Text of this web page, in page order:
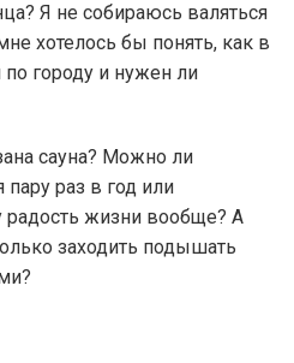
Я не собираюсь валяться
хотелось бы понять, как в
городу и нужен ли
сауна? Можно ли
пару раз в год или
радость жизни вообще? А
заходить подышать